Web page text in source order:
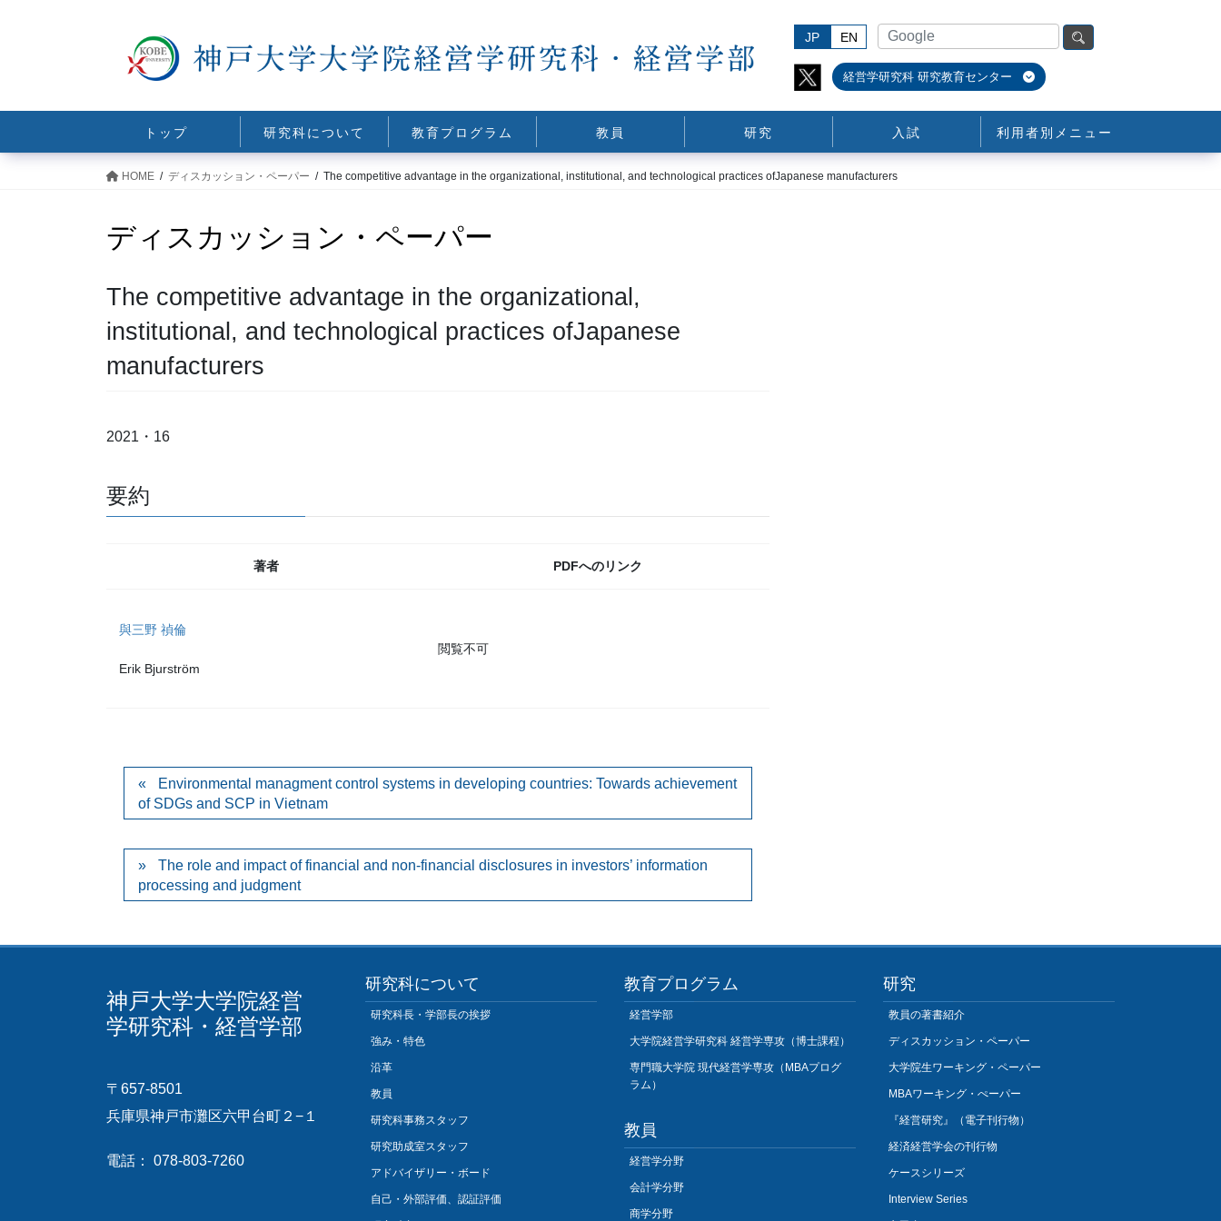
JP EN
経営学研究科 研究教育センター
トップ 研究科について 教育プログラム 教員 研究 入試 利用者別メニュー
HOME ディスカッション・ペーパー The competitive advantage in the organizational, institutional, and technological practices ofJapanese manufacturers
ディスカッション・ペーパー
The competitive advantage in the organizational,
institutional, and technological practices ofJapanese
manufacturers
2021・16
要約
著者 PDFへのリンク
與三野 禎倫
Erik Bjurström
閲覧不可
Environmental managment control systems in developing countries: Towards achievement
of SDGs and SCP in Vietnam
The role and impact of financial and non-financial disclosures in investors’ information
processing and judgment
神戸大学大学院経営
学研究科・経営学部
〒657-8501
兵庫県神戸市灘区六甲台町２−１
電話： 078-803-7260
研究科について
研究科長・学部長の挨拶
強み・特色
沿革
教員
研究科事務スタッフ
研究助成室スタッフ
アドバイザリー・ボード
自己・外部評価、認証評価
教育プログラム
経営学部
大学院経営学研究科 経営学専攻（博士課程）
専門職大学院 現代経営学専攻（MBAプログ
ラム）
教員
経営学分野
会計学分野
商学分野
研究
教員の著書紹介
ディスカッション・ペーパー
大学院生ワーキング・ペーパー
MBAワーキング・ぺーパー
『経営研究』（電子刊行物）
経済経営学会の刊行物
ケースシリーズ
Interview Series